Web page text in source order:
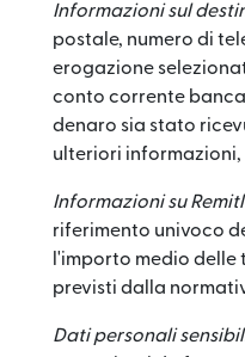
Informazioni sul
postale, numero di
erogazione
conto corrente
denaro sia stato
ulteriori
Informazioni su
riferimento univoco
l'importo medio
previsti dalla
Dati personali